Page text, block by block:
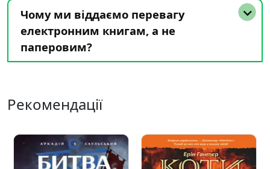
Чому ми віддаємо перевагу
електронним книгам, а не
паперовим?
Рекомендації